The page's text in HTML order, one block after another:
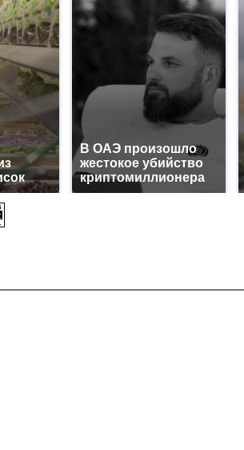
В ОАЭ произошло
жестокое убийство
криптомиллионера